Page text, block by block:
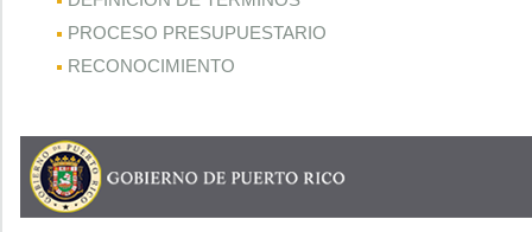
PROCESO PRESUPUESTARIO
RECONOCIMIENTO